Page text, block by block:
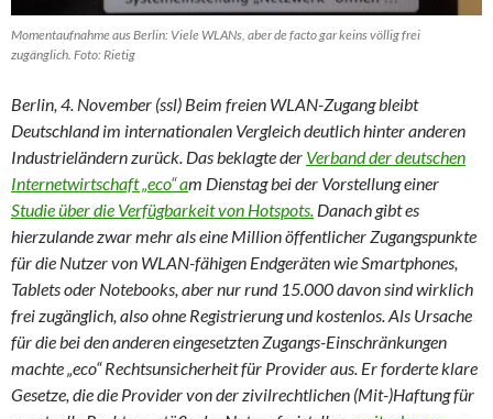
Momentaufnahme aus Berlin: Viele WLANs, aber de facto gar keins völlig frei
zugänglich. Foto: Rietig
Berlin, 4. November (ssl) Beim freien WLAN-Zugang bleibt
Deutschland im internationalen Vergleich deutlich hinter anderen
Industrieländern zurück. Das beklagte der Verband der deutschen
Internetwirtschaft „eco“ am Dienstag bei der Vorstellung einer
Studie über die Verfügbarkeit von Hotspots. Danach gibt es
hierzulande zwar mehr als eine Million öffentlicher Zugangspunkte
für die Nutzer von WLAN-fähigen Endgeräten wie Smartphones,
Tablets oder Notebooks, aber nur rund 15.000 davon sind wirklich
frei zugänglich, also ohne Registrierung und kostenlos. Als Ursache
für die bei den anderen eingesetzten Zugangs-Einschränkungen
machte „eco“ Rechtsunsicherheit für Provider aus. Er forderte klare
Gesetze, die die Provider von der zivilrechtlichen (Mit-)Haftung für